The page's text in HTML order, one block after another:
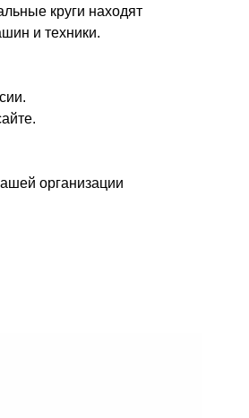
круги находят
и техники.
организации